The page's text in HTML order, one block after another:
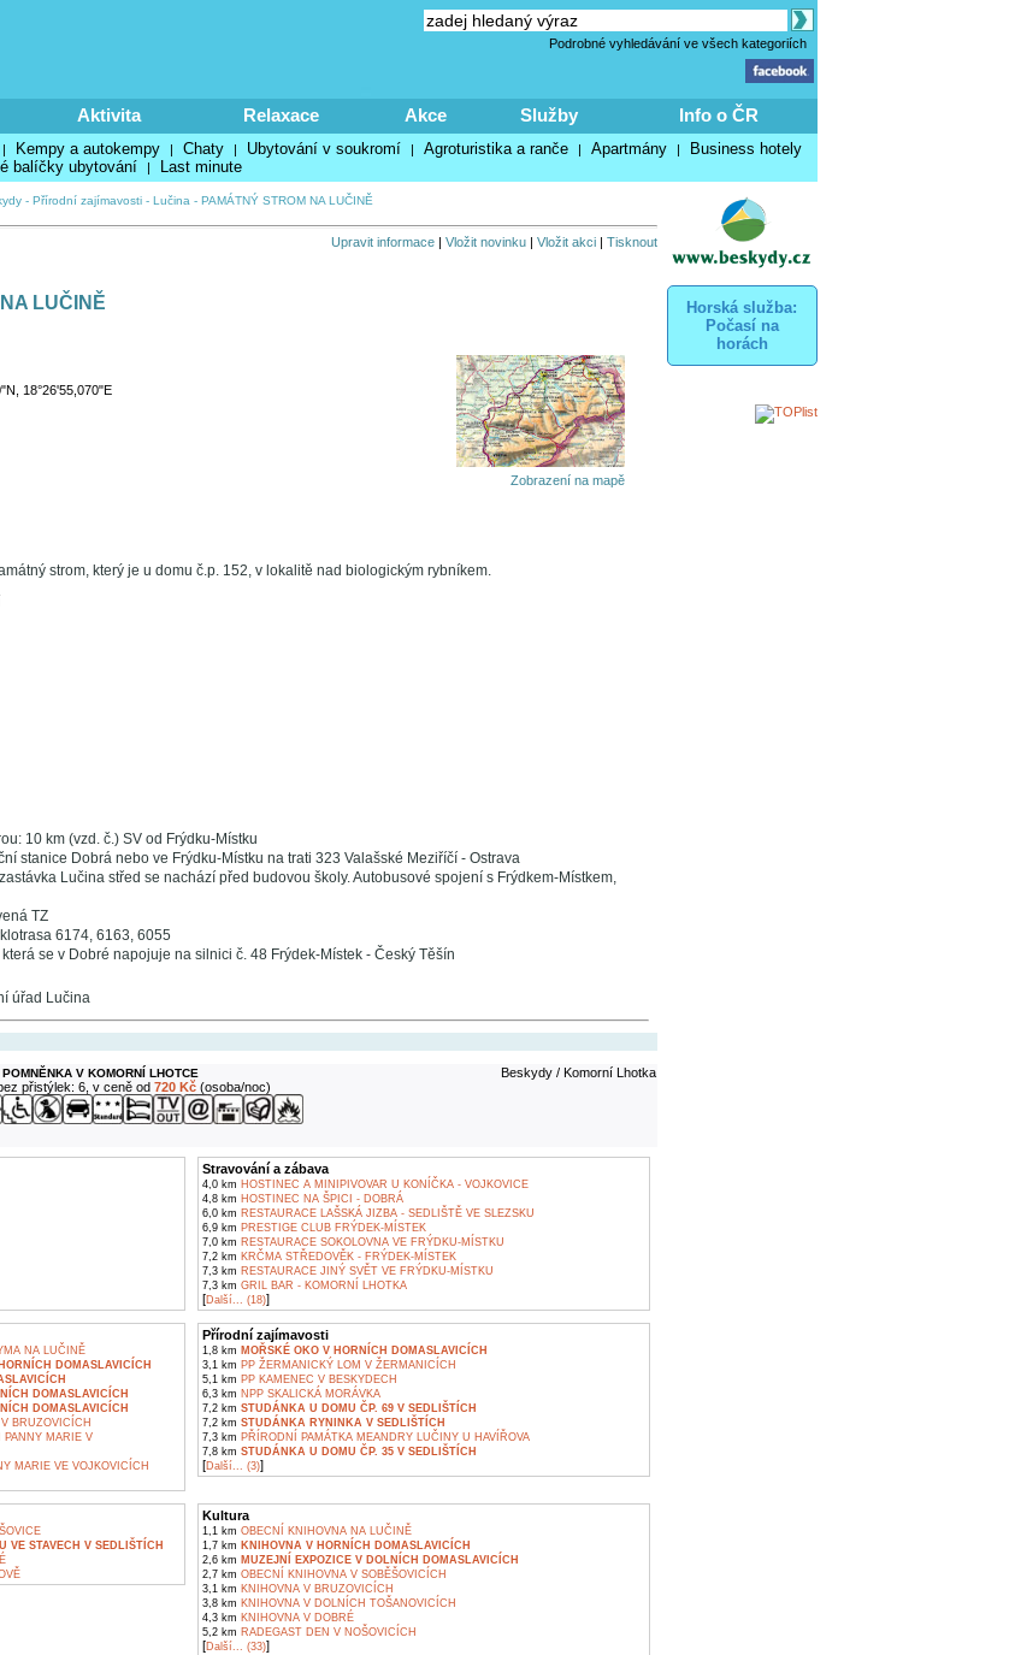
Podrobné vyhledávání ve všech kategoriích
Aktivita Relaxace Akce Služby Info o ČR
| Kempy a autokempy | Chaty | Ubytování v soukromí | Agroturistika a ranče | Apartmány | Business hotely
balíčky ubytování | Last minute
- Přírodní zajímavosti- Lučina - PAMÁTNÝ STROM NA LUČINĚ
Upravit informace| Vložit novinku| Vložit akci| Tisknout
LUČINĚ
18°26'55,070"E
Zobrazení na mapě
strom, který je u domu č.p. 152, v lokalitě nad biologickým rybníkem.
10 km (vzd. č.) SV od Frýdku-Místku
stanice Dobrá nebo ve Frýdku-Místku na trati 323 Valašské Meziříčí - Ostrava
Lučina střed se nachází před budovou školy. Autobusové spojení s Frýdkem-Místkem,
TZ
6174, 6163, 6055
se v Dobré napojuje na silnici č. 48 Frýdek-Místek - Český Těšín
úřad Lučina
V KOMORNÍ LHOTCE
Beskydy / Komorní Lhotka
přistýlek: 6, v ceně od 720 Kč(osoba/noc)
Stravování a zábava
4,0 km HOSTINEC A MINIPIVOVAR U KONÍČKA - VOJKOVICE
4,8 km HOSTINEC NA ŠPICI - DOBRÁ
6,0 km RESTAURACE LAŠSKÁ JIZBA - SEDLIŠTĚ VE SLEZSKU
6,9 km PRESTIGE CLUB FRÝDEK-MÍSTEK
7,0 km RESTAURACE SOKOLOVNA VE FRÝDKU-MÍSTKU
7,2 km KRČMA STŘEDOVĚK - FRÝDEK-MÍSTEK
7,3 km RESTAURACE JINÝ SVĚT VE FRÝDKU-MÍSTKU
7,3 km GRIL BAR - KOMORNÍ LHOTKA
[Další... (18)]
NA LUČINĚ
DOMASLAVICÍCH
DOMASLAVICÍCH
DOMASLAVICÍCH
V BRUZOVICÍCH
PANNY MARIE V
MARIE VE VOJKOVICÍCH
Přírodní zajímavosti
1,8 km MOŘSKÉ OKO V HORNÍCH DOMASLAVICÍCH
3,1 km PP ŽERMANICKÝ LOM V ŽERMANICÍCH
5,1 km PP KAMENEC V BESKYDECH
6,3 km NPP SKALICKÁ MORÁVKA
7,2 km STUDÁNKA U DOMU ČP. 69 V SEDLIŠTÍCH
7,2 km STUDÁNKA RYNINKA V SEDLIŠTÍCH
7,3 km PŘÍRODNÍ PAMÁTKA MEANDRY LUČINY U HAVÍŘOVA
7,8 km STUDÁNKA U DOMU ČP. 35 V SEDLIŠTÍCH
[Další... (3)]
VE STAVECH V SEDLIŠTÍCH
Kultura
1,1 km OBECNÍ KNIHOVNA NA LUČINĚ
1,7 km KNIHOVNA V HORNÍCH DOMASLAVICÍCH
2,6 km MUZEJNÍ EXPOZICE V DOLNÍCH DOMASLAVICÍCH
2,7 km OBECNÍ KNIHOVNA V SOBĚŠOVICÍCH
3,1 km KNIHOVNA V BRUZOVICÍCH
3,8 km KNIHOVNA V DOLNÍCH TOŠANOVICÍCH
4,3 km KNIHOVNA V DOBRÉ
5,2 km RADEGAST DEN V NOŠOVICÍCH
[Další... (33)]
Horská služba:
Počasí na
horách